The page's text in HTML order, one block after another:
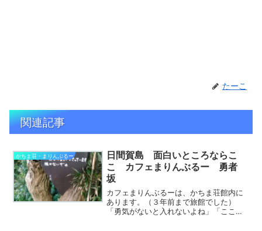
たーこ
関連記事
かちま荘・まりんぶるー
日間賀島 面白いところならこ
こ カフェまりんぶるー 勇者
坂
カフェまりんぶるーは、かちま荘館内に
あります。（３年前まで旅館でした）
「勇気がないと入れないよね」「ここま